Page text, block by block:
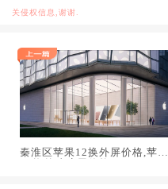
关侵权信息,谢谢.
秦淮区苹果12换外屏价格,苹果